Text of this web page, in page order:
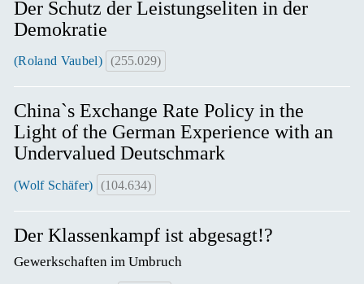
Der Schutz der Leistungseliten in der
Demokratie
(Roland Vaubel) (255.029)
China`s Exchange Rate Policy in the
Light of the German Experience with an
Undervalued Deutschmark
(Wolf Schäfer) (104.634)
Der Klassenkampf ist abgesagt!?
Gewerkschaften im Umbruch